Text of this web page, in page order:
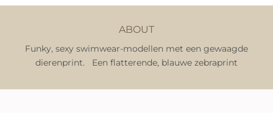
ABOUT
Funky, sexy swimwear-modellen met een gewaagde
dierenprint. Een flatterende, blauwe zebraprint